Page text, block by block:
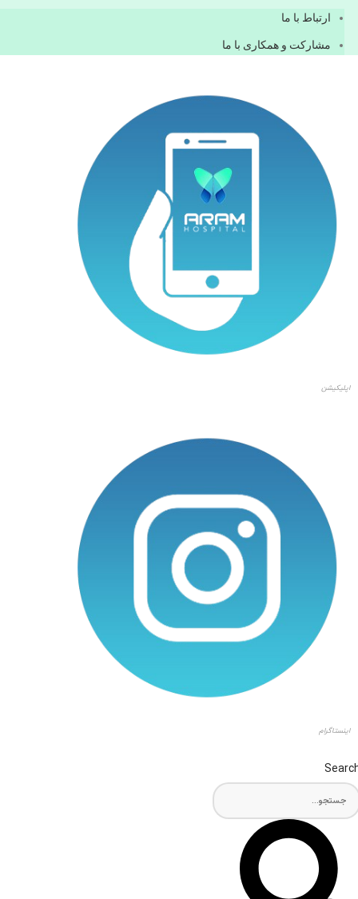
ارتباط با ما
مشاركت و همكاری با ما
اپلیکیشن
اینستاگرام